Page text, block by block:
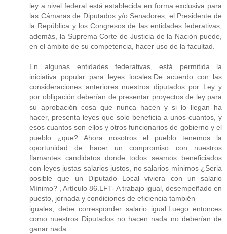
ley a nivel federal está establecida en forma exclusiva para
las Cámaras de Diputados y/o Senadores, el Presidente de
la República y los Congresos de las entidades federativas;
además, la Suprema Corte de Justicia de la Nación puede,
en el ámbito de su competencia, hacer uso de la facultad.
En algunas entidades federativas, está permitida la
iniciativa popular para leyes locales.De acuerdo con las
consideraciones anteriores nuestros diputados por Ley y
por obligación deberían de presentar proyectos de ley para
su aprobación cosa que nunca hacen y si lo llegan ha
hacer, presenta leyes que solo beneficia a unos cuantos, y
esos cuantos son ellos y otros funcionarios de gobierno y el
pueblo ¿que? Ahora nosotros el pueblo tenemos la
oportunidad de hacer un compromiso con nuestros
flamantes candidatos donde todos seamos beneficiados
con leyes justas salarios justos, no salarios mínimos ¿Seria
posible que un Diputado Local viviera con un salario
Mínimo? , Artículo 86.LFT- A trabajo igual, desempeñado en
puesto, jornada y condiciones de eficiencia también
iguales, debe corresponder salario igual.Luego entonces
como nuestros Diputados no hacen nada no deberían de
ganar nada.